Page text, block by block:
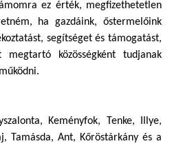
ez érték, megfizethetetlen
ha gazdáink, őstermelőink
segítséget és támogatást,
közösségként tudjanak
Keményfok, Tenke, Illye,
Tamásda, Ant, Kőröstárkány és a